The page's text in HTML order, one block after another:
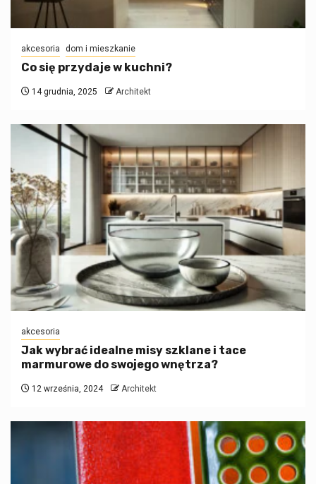
akcesoria dom i mieszkanie
Co się przydaje w kuchni?
14 grudnia, 2025 Architekt
akcesoria
Jak wybrać idealne misy szklane i tace
marmurowe do swojego wnętrza?
12 września, 2024 Architekt